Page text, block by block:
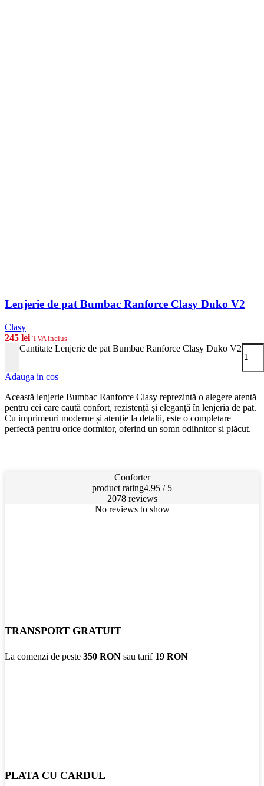
Lenjerie de pat Bumbac Ranforce Clasy Duko V2
Clasy
245 lei TVA inclus
-
Cantitate Lenjerie de pat Bumbac Ranforce Clasy Duko V2
Adauga in cos
Această lenjerie Bumbac Ranforce Clasy reprezintă o alegere atentă
pentru cei care caută confort, rezistență și eleganță în lenjeria de pat.
Cu imprimeuri moderne și atenție la detalii, este o completare
perfectă pentru orice dormitor, oferind un somn odihnitor și plăcut.
Conforter
product rating4.95 / 5
2078 reviews
No reviews to show
TRANSPORT GRATUIT
La comenzi de peste 350 RON sau tarif 19 RON
PLATA CU CARDUL